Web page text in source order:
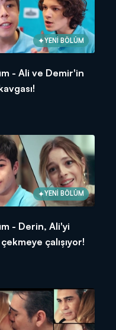
YENİ BÖLÜM
- Ali ve Demir'in
YENİ BÖLÜM
- Derin, Ali'yi
çalışıyor!